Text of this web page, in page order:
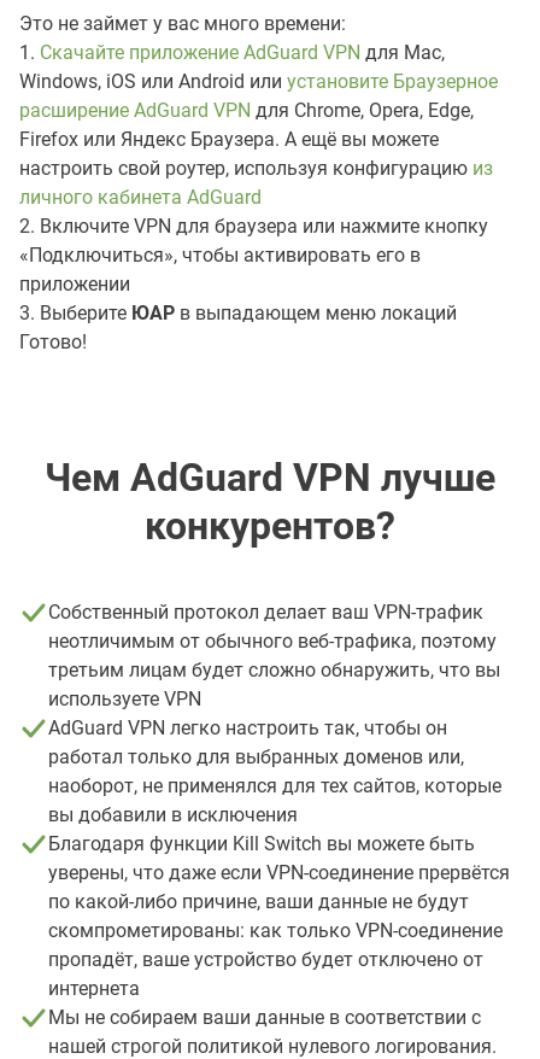
Это не займет у вас много времени:
1. Скачайте приложение AdGuard VPN для Mac,
Windows, iOS или Android или установите Браузерное
расширение AdGuard VPN для Chrome, Opera, Edge,
Firefox или Яндекс Браузера. А ещё вы можете
настроить свой роутер, используя конфигурацию из
личного кабинета AdGuard
2. Включите VPN для браузера или нажмите кнопку
«Подключиться», чтобы активировать его в
приложении
3. Выберите ЮАР в выпадающем меню локаций
Готово!
Чем AdGuard VPN лучше
конкурентов?
Собственный протокол делает ваш VPN-трафик
неотличимым от обычного веб-трафика, поэтому
третьим лицам будет сложно обнаружить, что вы
используете VPN
AdGuard VPN легко настроить так, чтобы он
работал только для выбранных доменов или,
наоборот, не применялся для тех сайтов, которые
вы добавили в исключения
Благодаря функции Kill Switch вы можете быть
уверены, что даже если VPN-соединение прервётся
по какой-либо причине, ваши данные не будут
скомпрометированы: как только VPN-соединение
пропадёт, ваше устройство будет отключено от
интернета
Мы не собираем ваши данные в соответствии с
нашей строгой политикой нулевого логирования.